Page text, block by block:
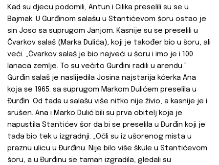
Kad su djecu podomili, Antun i Cilika preselili su se u
Bajmak. U Gurđinom salašu u Stantićevom šoru ostao je
sin Joso sa suprugom Janjom. Kasnije su se preselili u
Čvarkov salaš (Marka Dulića), koji je također bio u šoru, ali
veći. „Čvarkov salaš je bio najveći u šoru i imo je i 100
lanaca zemlje. To su večito Gurđini radili u arendu.”
Gurđin salaš je naslijedila Josina najstarija kćerka Ana
koja se 1965. sa suprugom Markom Dulićem preselila u
Đurđin. Od tada u salašu više nitko nije živio, a kasnije je i
srušen. Ana i Marko Dulić bili su prva obitelj koja je
napustila Stantićev šor da bi se preselila u Đurđin koji je
tada bio tek u izgradnji. „Očli su iz ušorenog mista u
praznu ulicu u Đurđinu. Nije bilo više škule u Stantićevom
šoru, a u Đurđinu se taman izgradila, gledali su